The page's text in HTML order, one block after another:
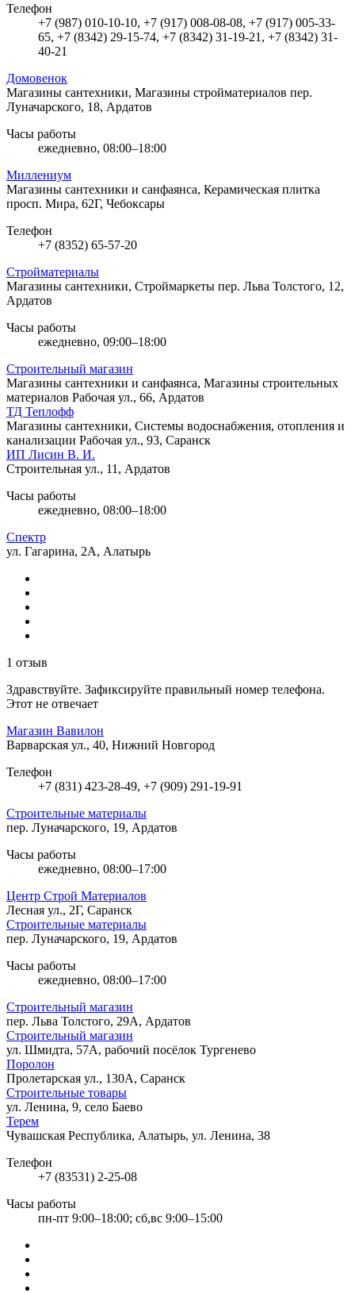
Телефон
+7 (987) 010-10-10, +7 (917) 008-08-08, +7 (917) 005-33-
65, +7 (8342) 29-15-74, +7 (8342) 31-19-21, +7 (8342) 31-
40-21
Домовенок
Магазины сантехники, Магазины стройматериалов пер.
Луначарского, 18, Ардатов
Часы работы
ежедневно, 08:00–18:00
Миллениум
Магазины сантехники и санфаянса, Керамическая плитка
просп. Мира, 62Г, Чебоксары
Телефон
+7 (8352) 65-57-20
Стройматериалы
Магазины сантехники, Строймаркеты пер. Льва Толстого, 12,
Ардатов
Часы работы
ежедневно, 09:00–18:00
Строительный магазин
Магазины сантехники и санфаянса, Магазины строительных
материалов Рабочая ул., 66, Ардатов
ТД Теплофф
Магазины сантехники, Системы водоснабжения, отопления и
канализации Рабочая ул., 93, Саранск
ИП Лисин В. И.
Строительная ул., 11, Ардатов
Часы работы
ежедневно, 08:00–18:00
Спектр
ул. Гагарина, 2А, Алатырь
1 отзыв
Здравствуйте. Зафиксируйте правильный номер телефона.
Этот не отвечает
Магазин Вавилон
Варварская ул., 40, Нижний Новгород
Телефон
+7 (831) 423-28-49, +7 (909) 291-19-91
Строительные материалы
пер. Луначарского, 19, Ардатов
Часы работы
ежедневно, 08:00–17:00
Центр Строй Материалов
Лесная ул., 2Г, Саранск
Строительные материалы
пер. Луначарского, 19, Ардатов
Часы работы
ежедневно, 08:00–17:00
Строительный магазин
пер. Льва Толстого, 29А, Ардатов
Строительный магазин
ул. Шмидта, 57А, рабочий посёлок Тургенево
Поролон
Пролетарская ул., 130А, Саранск
Строительные товары
ул. Ленина, 9, село Баево
Терем
Чувашская Республика, Алатырь, ул. Ленина, 38
Телефон
+7 (83531) 2-25-08
Часы работы
пн-пт 9:00–18:00; сб,вс 9:00–15:00